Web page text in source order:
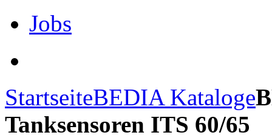
Jobs
StartseiteBEDIA Kataloge
Tanksensoren ITS 60/65